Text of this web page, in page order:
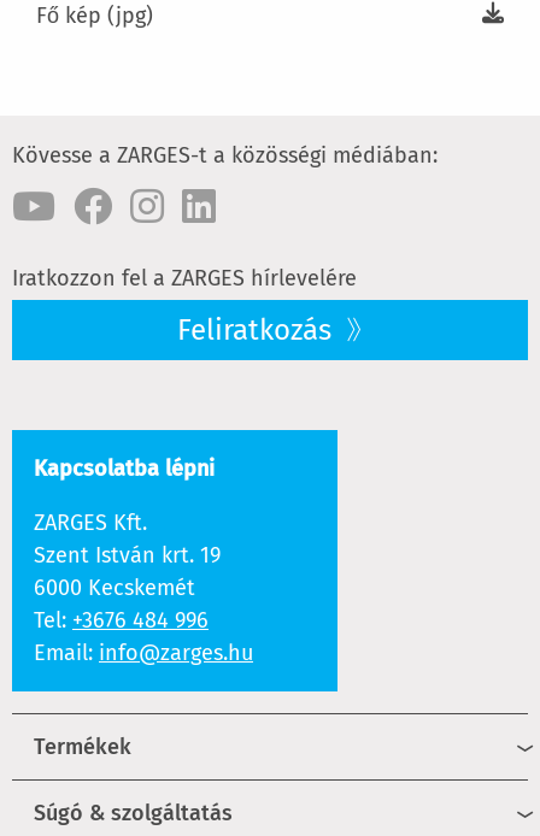
Fő kép (jpg)
Kövesse a ZARGES-t a közösségi médiában:
Iratkozzon fel a ZARGES hírlevelére
Feliratkozás
Kapcsolatba lépni
ZARGES Kft.
Szent István krt. 19
6000 Kecskemét
Tel: +3676 484 996
Email: info@zarges.hu
Termékek
Súgó & szolgáltatás